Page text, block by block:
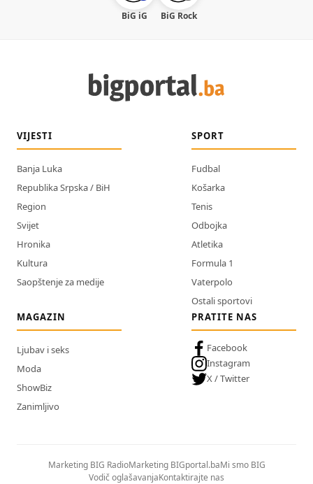
BiG iG BiG Rock
VIJESTI
Banja Luka
Republika Srpska / BiH
Region
Svijet
Hronika
Kultura
Saopštenje za medije
SPORT
Fudbal
Košarka
Tenis
Odbojka
Atletika
Formula 1
Vaterpolo
Ostali sportovi
MAGAZIN
Ljubav i seks
Moda
ShowBiz
Zanimljivo
PRATITE NAS
Facebook
Instagram
X / Twitter
Marketing BIG RadioMarketing BIGportal.baMi smo BIG
Vodič oglašavanjaKontaktirajte nas